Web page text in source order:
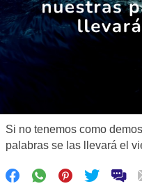
Si no tenemos como
palabras se las llevará el